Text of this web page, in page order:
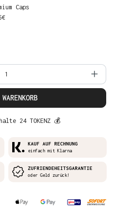
Caps
den gewünschten
24 TOKENZ 💰
KAUF AUF RECHNUNG
einfach mit Klarna
ZUFRIENDEHEITSGARANTIE
oder Geld zurück!